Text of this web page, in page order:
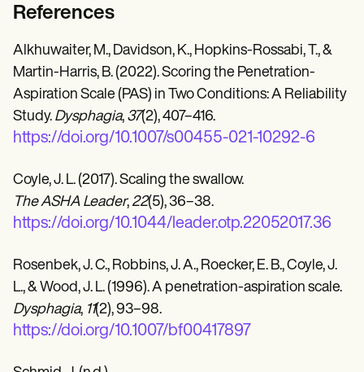
References
Alkhuwaiter, M., Davidson, K., Hopkins-Rossabi, T., &
Martin-Harris, B. (2022). Scoring the Penetration-
Aspiration Scale (PAS) in Two Conditions: A Reliability
Study. Dysphagia, 37(2), 407–416.
https://doi.org/10.1007/s00455-021-10292-6
Coyle, J. L. (2017). Scaling the swallow.
The ASHA Leader, 22(5), 36–38.
https://doi.org/10.1044/leader.otp.22052017.36
Rosenbek, J. C., Robbins, J. A., Roecker, E. B., Coyle, J.
L., & Wood, J. L. (1996). A penetration-aspiration scale.
Dysphagia, 11(2), 93–98.
https://doi.org/10.1007/bf00417897